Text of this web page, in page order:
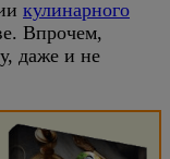
кулинарного
Впрочем,
даже и не